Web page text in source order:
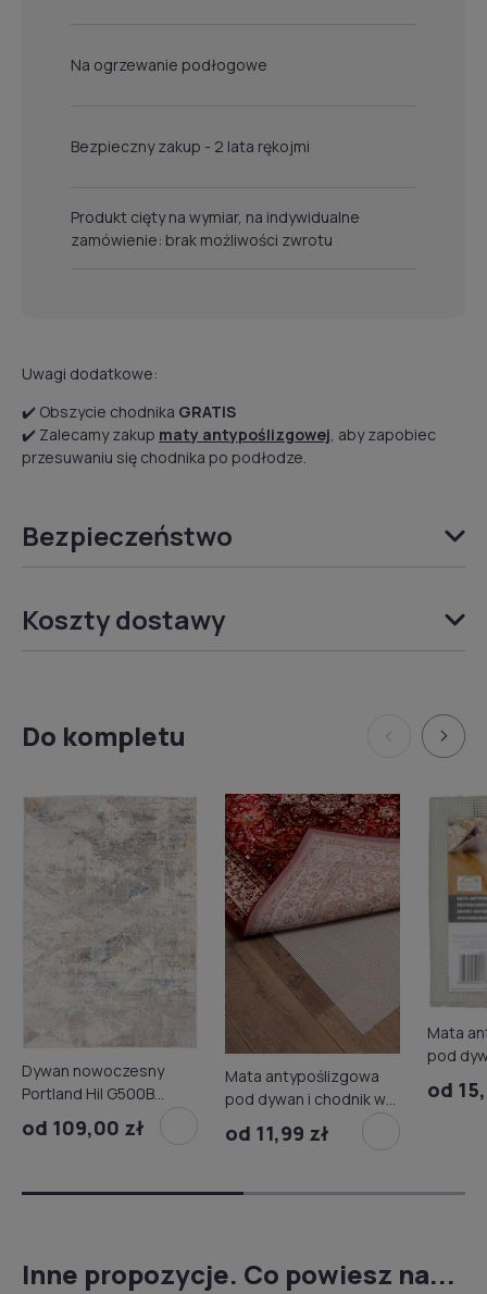
Na ogrzewanie podłogowe
Bezpieczny zakup - 2 lata rękojmi
Produkt cięty na wymiar, na indywidualne
zamówienie: brak możliwości zwrotu
Uwagi dodatkowe:
✔️ Obszycie chodnika GRATIS
✔️ Zalecamy zakup maty antypoślizgowej, aby zapobiec
przesuwaniu się chodnika po podłodze.
Bezpieczeństwo
Koszty dostawy
Do kompletu
Dywan nowoczesny
Portland Hil G500B
od 109,00 zł
Mata antypoślizgowa
pod dywan i chodnik w
rolce
od 11,99 zł
Mata
pod
od
Inne propozycje. Co powiesz na...